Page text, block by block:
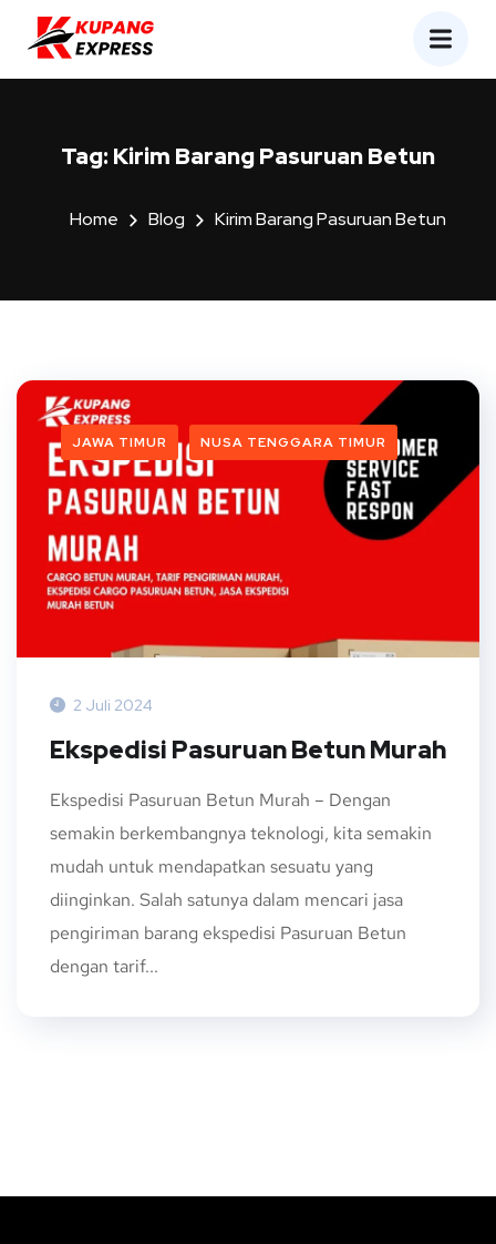
Tag: Kirim Barang Pasuruan Betun
Home Blog Kirim Barang Pasuruan Betun
JAWA TIMUR NUSA TENGGARA TIMUR
2 Juli 2024
Ekspedisi Pasuruan Betun Murah
Ekspedisi Pasuruan Betun Murah – Dengan
semakin berkembangnya teknologi, kita semakin
mudah untuk mendapatkan sesuatu yang
diinginkan. Salah satunya dalam mencari jasa
pengiriman barang ekspedisi Pasuruan Betun
dengan tarif...